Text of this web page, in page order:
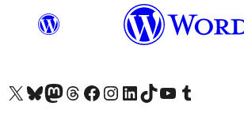
Vizitoni llogarinë tonë X (ish Twitter)
Vizitoni llogarinë tonë Bluesky
Vizitoni llogarinë tonë Mastodon
Vizitoni llogarinë tonë Threads
Vizitoni faqen tonë në Facebook
Vizitoni llogarinë tonë Instagram
Vizitoni llogarinë tonë LinkedIn
Vizitoni llogarinë tonë TikTok
Vizitoni kanalin tonë YouTube
Vizitoni llogarinë tonë Tumblr